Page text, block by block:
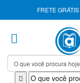
FRETE GRÁTIS
Entrar
Cadastrar